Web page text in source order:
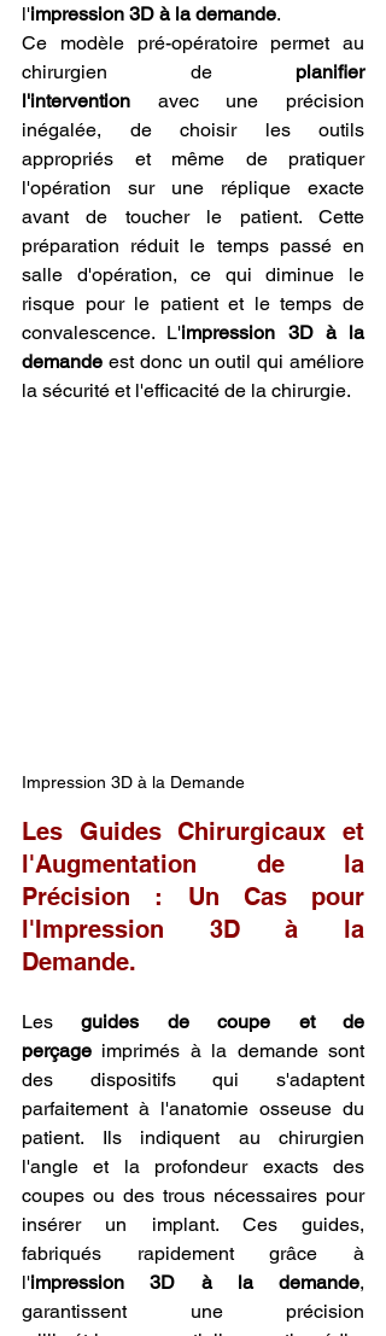
l'impression 3D à la demande.
Ce modèle pré-opératoire permet au
chirurgien de planifier
l'intervention avec une précision
inégalée, de choisir les outils
appropriés et même de pratiquer
l'opération sur une réplique exacte
avant de toucher le patient. Cette
préparation réduit le temps passé en
salle d'opération, ce qui diminue le
risque pour le patient et le temps de
convalescence. L'impression 3D à la
demande est donc un outil qui améliore
la sécurité et l'efficacité de la chirurgie.
Impression 3D à la Demande
Les Guides Chirurgicaux et
l'Augmentation de la
Précision : Un Cas pour
l'Impression 3D à la
Demande.
Les guides de coupe et de
perçage imprimés à la demande sont
des dispositifs qui s'adaptent
parfaitement à l'anatomie osseuse du
patient. Ils indiquent au chirurgien
l'angle et la profondeur exacts des
coupes ou des trous nécessaires pour
insérer un implant. Ces guides,
fabriqués rapidement grâce à
l'impression 3D à la demande,
garantissent une précision